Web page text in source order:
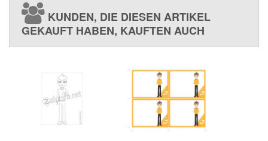
KUNDEN, DIE DIESEN ARTIKEL
GEKAUFT HABEN, KAUFTEN AUCH